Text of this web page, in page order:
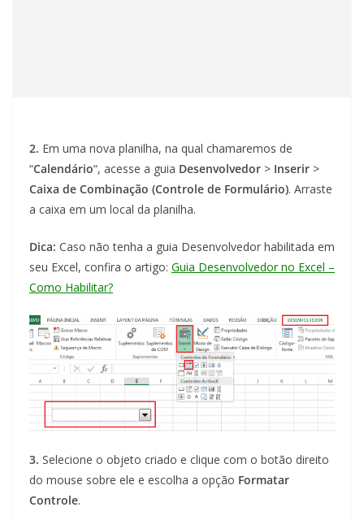
2. Em uma nova planilha, na qual chamaremos de
“Calendário“, acesse a guia Desenvolvedor > Inserir >
Caixa de Combinação (Controle de Formulário). Arraste
a caixa em um local da planilha.
Dica: Caso não tenha a guia Desenvolvedor habilitada em
seu Excel, confira o artigo: Guia Desenvolvedor no Excel –
Como Habilitar?
3. Selecione o objeto criado e clique com o botão direito
do mouse sobre ele e escolha a opção Formatar
Controle.